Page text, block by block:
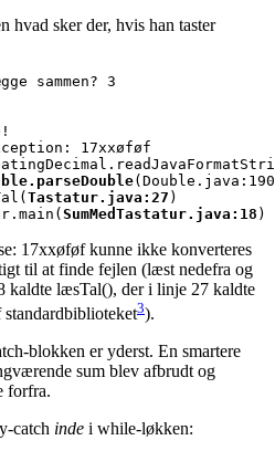
hvad sker der, hvis han taster
sammen? 3
17xxøføf
Tastatur.java:27 )
SumMedTastatur.java:18 )
17xxøføf kunne ikke konverteres
til at finde fejlen (læst nedefra og
kaldte læsTal(), der i linje 27 kaldte
standardbiblioteket3).
blokken er yderst. En smartere
sum blev afbrudt og
forfra.
catch inde i while-løkken: